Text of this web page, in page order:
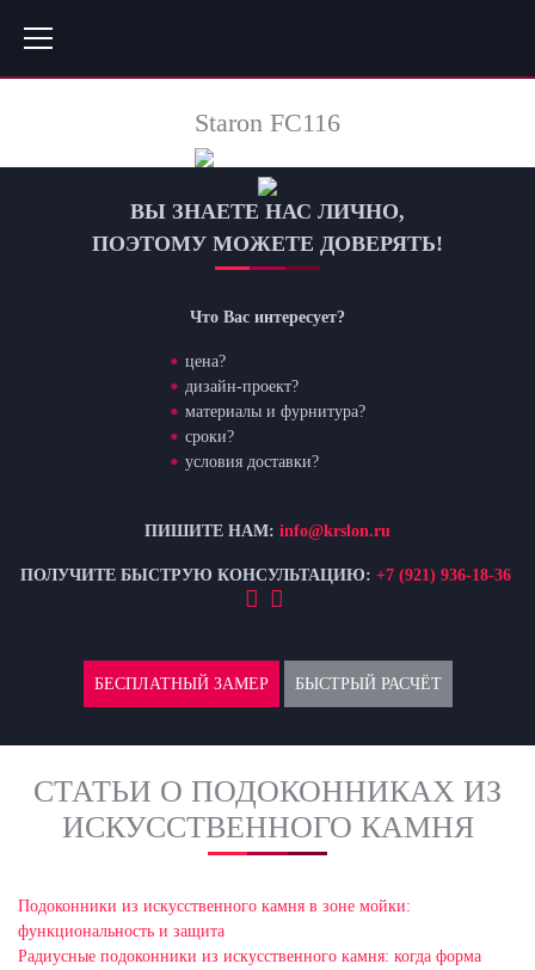
Staron FC116
ВЫ ЗНАЕТЕ НАС ЛИЧНО,
ПОЭТОМУ МОЖЕТЕ ДОВЕРЯТЬ!
Что Вас интересует?
цена?
дизайн-проект?
материалы и фурнитура?
сроки?
условия доставки?
ПИШИТЕ НАМ: info@krslon.ru
ПОЛУЧИТЕ БЫСТРУЮ КОНСУЛЬТАЦИЮ: +7 (921) 936-18-36
БЕСПЛАТНЫЙ ЗАМЕР БЫСТРЫЙ РАСЧЁТ
СТАТЬИ О ПОДОКОННИКАХ ИЗ
ИСКУССТВЕННОГО КАМНЯ
Подоконники из искусственного камня в зоне мойки:
функциональность и защита
Радиусные подоконники из искусственного камня: когда форма